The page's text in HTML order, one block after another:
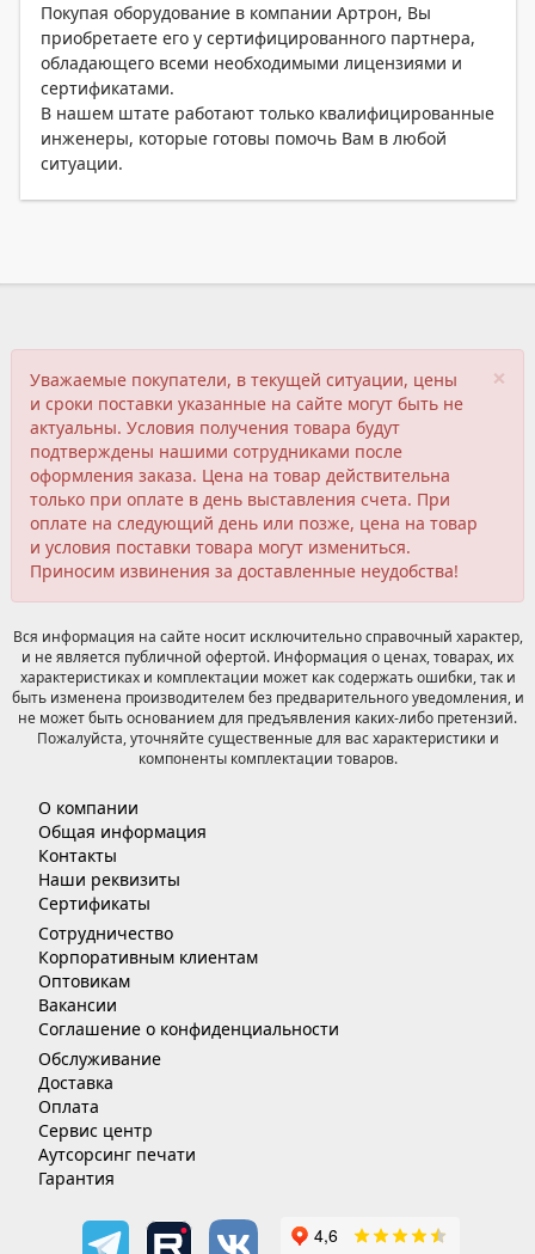
Покупая оборудование в компании Артрон, Вы
приобретаете его у сертифицированного партнера,
обладающего всеми необходимыми лицензиями и
сертификатами.
В нашем штате работают только квалифицированные
инженеры, которые готовы помочь Вам в любой
ситуации.
×
Уважаемые покупатели, в текущей ситуации, цены
и сроки поставки указанные на сайте могут быть не
актуальны. Условия получения товара будут
подтверждены нашими сотрудниками после
оформления заказа. Цена на товар действительна
только при оплате в день выставления счета. При
оплате на следующий день или позже, цена на товар
и условия поставки товара могут измениться.
Приносим извинения за доставленные неудобства!
Вся информация на сайте носит исключительно справочный характер,
и не является публичной офертой. Информация о ценах, товарах, их
характеристиках и комплектации может как содержать ошибки, так и
быть изменена производителем без предварительного уведомления, и
не может быть основанием для предъявления каких-либо претензий.
Пожалуйста, уточняйте существенные для вас характеристики и
компоненты комплектации товаров.
О компании
Общая информация
Контакты
Наши реквизиты
Сертификаты
Сотрудничество
Корпоративным клиентам
Оптовикам
Вакансии
Соглашение о конфиденциальности
Обслуживание
Доставка
Оплата
Сервис центр
Аутсорсинг печати
Гарантия